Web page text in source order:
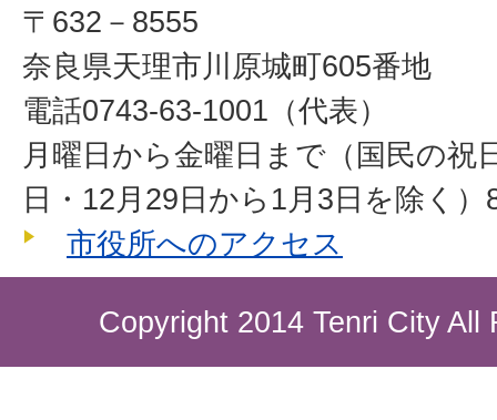
〒632－8555
奈良県天理市川原城町605番地
電話0743-63-1001（代表）
月曜日から金曜日まで（国民の祝
日・12月29日から1月3日を除く
市役所へのアクセス
Copyright 2014 Tenri City All